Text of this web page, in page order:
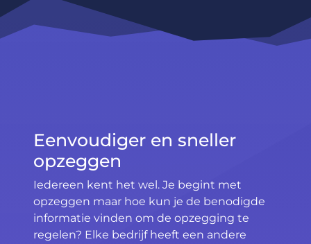
Eenvoudiger en sneller
opzeggen
Iedereen kent het wel. Je begint met
opzeggen maar hoe kun je de benodigde
informatie vinden om de opzegging te
regelen? Elke bedrijf heeft een andere